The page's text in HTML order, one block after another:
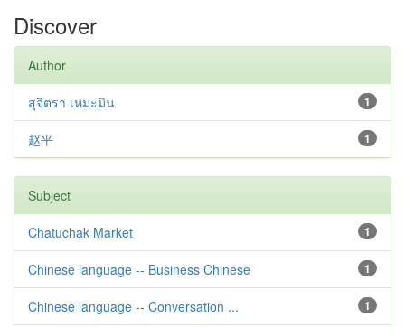
Discover
Author
1
สุจิตรา เหมะมิน
1
赵平
Subject
1
Chatuchak Market
1
Chinese language -- Business Chinese
1
Chinese language -- Conversation ...